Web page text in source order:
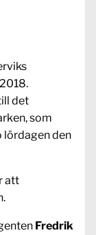
det
som
lördagen den
att
Fredrik